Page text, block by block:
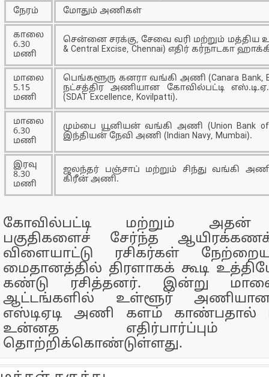
நேரம் மோதும் அணிகள்
காலை
6.30
மணி
சென்னை சரக்கு, சேவை வரி மற்றும் மத்திய
& Central Excise, Chennai) எதிர் கர்நாடகா
மாலை
5.15
மணி
பெங்களூரு கனரா வங்கி அணி (Canara Bank,
நட்சத்திர அணியான கோவில்பட்டி
(SDAT Excellence, Kovilpatti).
மாலை
6.30
மணி
மும்பை யூனியன் வங்கி அணி (Union Bank of
இந்தியன் நேவி அணி (Indian Navy, Mumbai).
இரவு
8.30
மணி
ஜலந்தர் பஞ்சாப் மற்றும் சிந்து வங்கி
கிரீன் அணி.
கோவில்பட்டி மற்றும் அதன்
பகுதிகளைச் சேர்ந்த
விளையாட்டு ரசிகர்கள்
மைதானத்தில் திரளாகக் கூடி
கண்டு ரசித்தனர். இன்று
ஆட்டங்களில் உள்ளூர் அணியான
எஸ்டிஏடி அணி களம் காண்பதால்
உன்னத எதிர்பார்ப்பும்
தொற்றிக்கொண்டுள்ளது.